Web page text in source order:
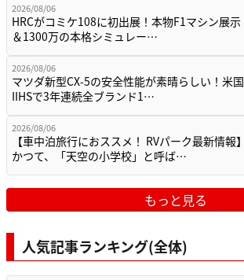
2026/08/06
HRCがコミケ108に初出展！本物F1マシン展示
＆1300万の本格シミュレー…
2026/08/06
マツダ新型CX-5の安全性能が素晴らしい！米国
IIHSで3年連続全ブランド1…
2026/08/06
【車中泊旅行におススメ！ RVパーク最新情報】
かつて、「天空の小学校」と呼ば…
もっと見る
人気記事ランキング(全体)